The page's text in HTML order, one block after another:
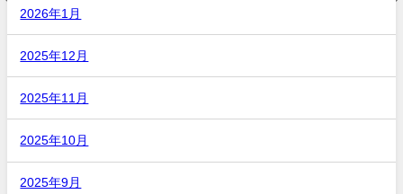
2026年1月
2025年12月
2025年11月
2025年10月
2025年9月